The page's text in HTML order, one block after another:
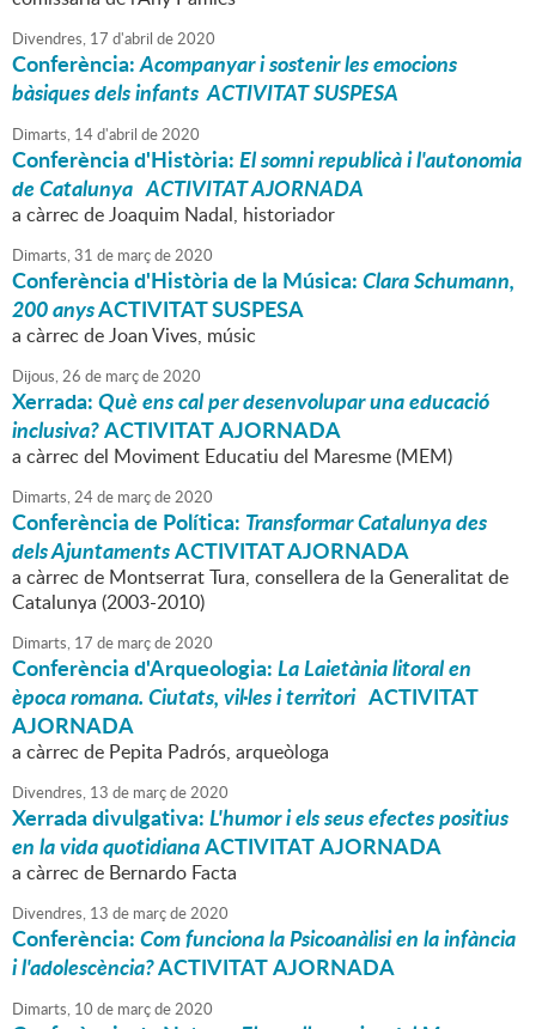
Divendres, 17 d'abril de2020
Conferència:Acompanyar i sostenir les emocions
bàsiques dels infants ACTIVITAT SUSPESA
Dimarts, 14d'abril de2020
Conferència d'Història:El somni republicà i l'autonomia
de Catalunya ACTIVITAT AJORNADA
a càrrec de Joaquim Nadal, historiador
Dimarts,31 de marçde2020
Conferència d'Història de la Música:Clara Schumann,
200 anysACTIVITAT SUSPESA
a càrrec de Joan Vives, músic
Dijous,26 de marçde2020
Xerrada:Què ens cal per desenvolupar una educació
inclusiva?ACTIVITAT AJORNADA
a càrrec del Moviment Educatiu del Maresme (MEM)
Dimarts,24de marçde2020
Conferència de Política: Transformar Catalunya des
dels AjuntamentsACTIVITAT AJORNADA
a càrrec de Montserrat Tura, consellera de la Generalitat de
Catalunya (2003-2010)
Dimarts, 17 de marçde2020
Conferència d'Arqueologia:La Laietània litoral en
època romana. Ciutats, vil·les i territori ACTIVITAT
AJORNADA
a càrrec de Pepita Padrós, arqueòloga
Divendres, 13 de marçde2020
Xerrada divulgativa:L'humor i els seus efectes positius
en la vida quotidianaACTIVITAT AJORNADA
a càrrec de Bernardo Facta
Divendres, 13 de marçde2020
Conferència:Com funciona la Psicoanàlisi en la infància
i l'adolescència?ACTIVITAT AJORNADA
Dimarts, 10 de marçde2020